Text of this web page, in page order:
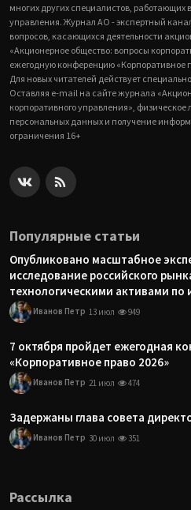
многих других специалистов, работающих
управления. Журнал АО - экспертный
вопросов, касающихся деятельности
«Акционерное общество: вопросы
ежегодную конференцию «Корпоративное
Для новых читателей действует
Оставляя e-mail на сайте журнала
корпоративного управления», физическое
персональных данных и получение
ограничения 16+
Популярные статьи
Опубликовано масштабное
исследование российского
технологическими активами по
Иванов Петр 13 июл 949
7 октября пройдет ежегодная
«Корпоративное право 2026»
Иванов Петр 21 июл 474
Задержаны глава совета
Иванов Петр 30 июл 351
Рассылка